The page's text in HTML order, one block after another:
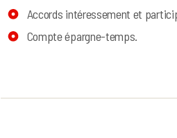
Accords intéressement et
Compte épargne-temps.